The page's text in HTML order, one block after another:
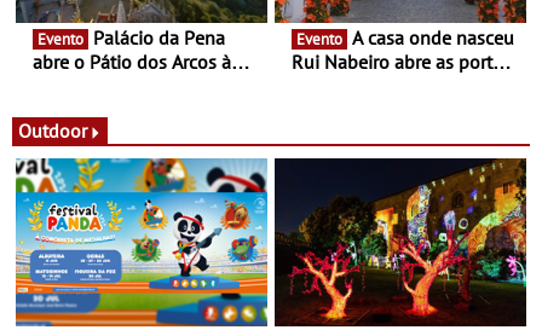
Evento
abre o Pátio dos Arcos à
Evento
Rui Nabeiro abre as portas
16 de agosto
Outdoor